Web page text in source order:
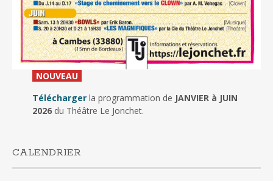
NOUVEAU_
Télécharger la programmation de JANVIER à JUIN
2026du Théâtre Le Jonchet.
CALENDRIER